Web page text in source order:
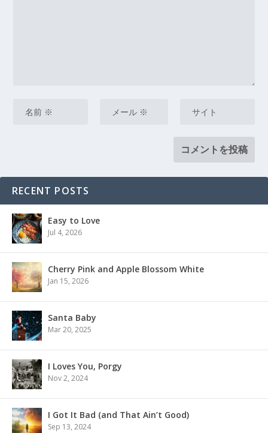
RECENT POSTS
Easy to Love
Jul 4, 2026
Cherry Pink and Apple Blossom White
Jan 15, 2026
Santa Baby
Mar 20, 2025
I Loves You, Porgy
Nov 2, 2024
I Got It Bad (and That Ain’t Good)
Sep 13, 2024